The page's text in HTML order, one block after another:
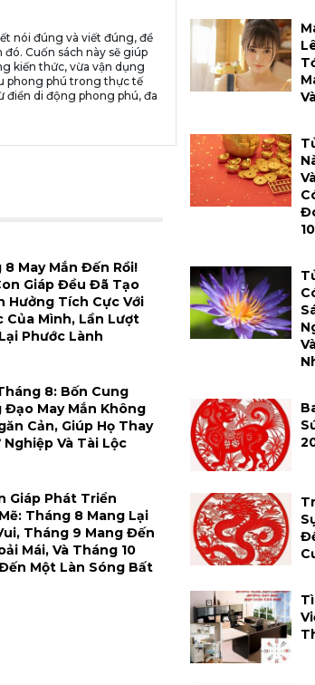
nói đúng và viết đúng, để
Cuốn sách này sẽ giúp
kiến thức, vừa vận dụng
phong phú trong thực tế
điển di động phong phú, đa
8 May Mắn Đến Rồi!
Giáp Đều Đã Tạo
Hưởng Tích Cực Với
Của Mình, Lần Lượt
Phước Lành
8: Bốn Cung
Đạo May Mắn Không
Cản, Giúp Họ Thay
Và Tài Lộc
Giáp Phát Triển
Tháng 8 Mang Lại
Tháng 9 Mang Đến
Mái, Và Tháng 10
Một Làn Sóng Bất
10